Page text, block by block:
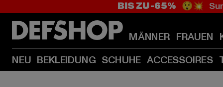
BIS ZU -65% 😲💥
MÄNNER FRAUEN
NEU BEKLEIDUNG SCHUHE ACCESSOIRES